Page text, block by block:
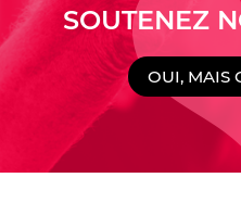
SOUTENEZ
OUI, MAIS